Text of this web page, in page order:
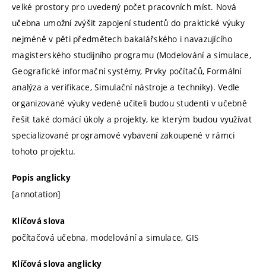
velké prostory pro uvedený počet pracovních míst. Nová
učebna umožní zvýšit zapojení studentů do praktické výuky
nejméně v pěti předmětech bakalářského i navazujícího
magisterského studijního programu (Modelování a simulace,
Geografické informační systémy, Prvky počítačů, Formální
analýza a verifikace, Simulační nástroje a techniky). Vedle
organizované výuky vedené učiteli budou studenti v učebně
řešit také domácí úkoly a projekty, ke kterým budou využívat
specializované programové vybavení zakoupené v rámci
tohoto projektu.
Popis anglicky
[annotation]
Klíčová slova
počítačová učebna, modelování a simulace, GIS
Klíčová slova anglicky